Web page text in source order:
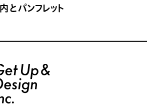
パンフレット サイトTOP
一覧